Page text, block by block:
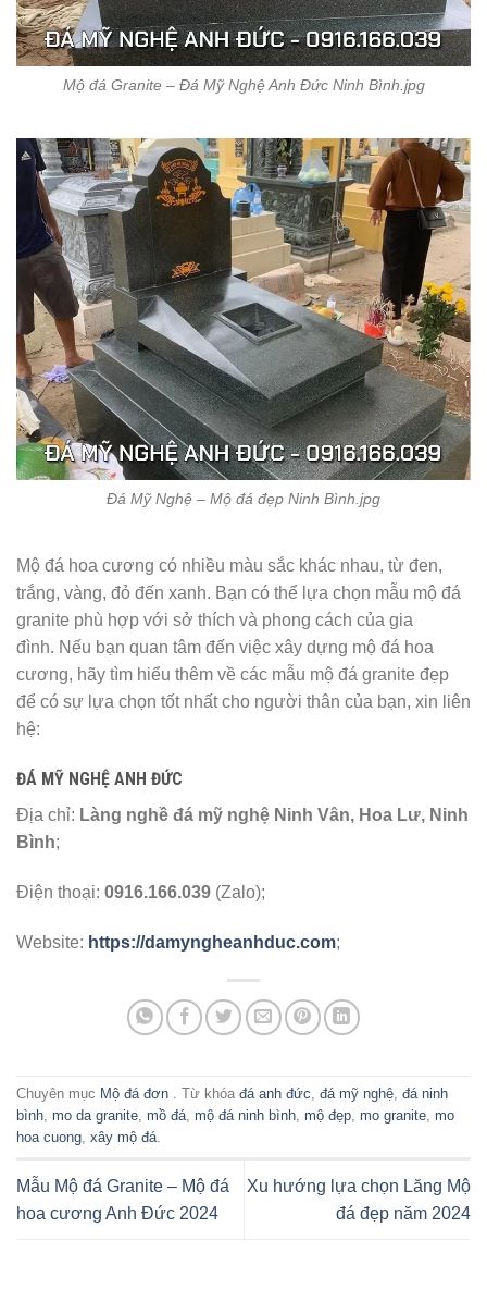
Mộ đá Granite – Đá Mỹ Nghệ Anh Đức Ninh Bình.jpg
Đá Mỹ Nghệ – Mộ đá đẹp Ninh Bình.jpg
Mộ đá hoa cương có nhiều màu sắc khác nhau, từ đen,
trắng, vàng, đỏ đến xanh. Bạn có thể lựa chọn mẫu mộ đá
granite phù hợp với sở thích và phong cách của gia
đình. Nếu bạn quan tâm đến việc xây dựng mộ đá hoa
cương, hãy tìm hiểu thêm về các mẫu mộ đá granite đẹp
để có sự lựa chọn tốt nhất cho người thân của bạn, xin liên
hệ:
ĐÁ MỸ NGHỆ ANH ĐỨC
Địa chỉ: Làng nghề đá mỹ nghệ Ninh Vân, Hoa Lư, Ninh
Bình;
Điện thoại: 0916.166.039 (Zalo);
Website: https://damyngheanhduc.com;
Chuyên mục Mộ đá đơn . Từ khóa đá anh đức, đá mỹ nghệ, đá ninh
bình, mo da granite, mồ đá, mộ đá ninh bình, mộ đẹp, mo granite, mo
hoa cuong, xây mộ đá.
Mẫu Mộ đá Granite – Mộ đá
hoa cương Anh Đức 2024
Xu hướng lựa chọn Lăng Mộ
đá đẹp năm 2024